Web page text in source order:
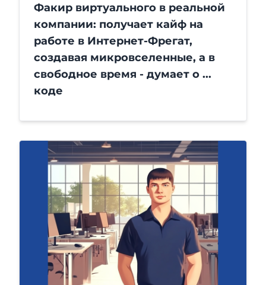
Факир виртуального в реальной
компании: получает кайф на
работе в Интернет-Фрегат,
создавая микровселенные, а в
свободное время - думает о ...
коде